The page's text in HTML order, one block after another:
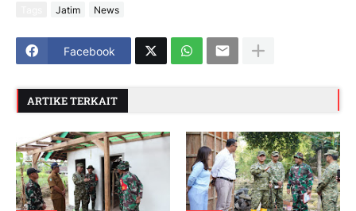
Jatim News
Facebook
ARTIKE TERKAIT